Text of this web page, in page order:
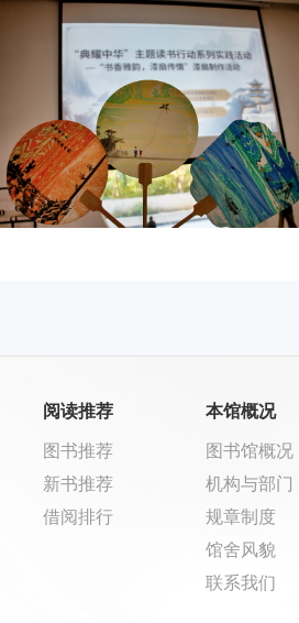
阅读推荐
图书推荐
新书推荐
借阅排行
本馆概况
图书馆概况
机构与部门
规章制度
馆舍风貌
联系我们